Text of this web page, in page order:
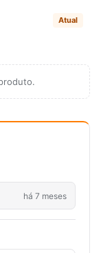
Atual
há 7 meses